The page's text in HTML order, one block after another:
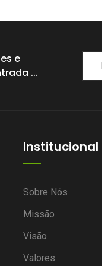
e
...
Institucional
Sobre Nós
Missão
Visão
Valores